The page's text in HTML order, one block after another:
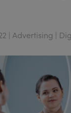
| Advertising |